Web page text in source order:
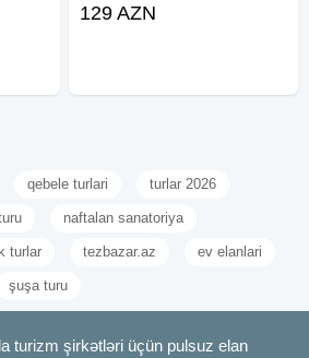
siz
19-20, 22-23, 26-27, 29-30 Avqust
129 AZN
qebele turlari turlar 2026
naftalan sanatoriya
turlar tezbazar.az ev elanlari
şuşa turu
turizm şirkətləri üçün pulsuz elan